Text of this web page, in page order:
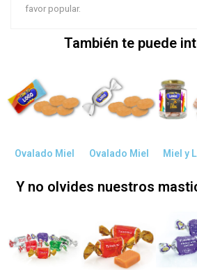
favor popular.
También te puede
Vista rápida
Ovalado Miel Vista rápida
Ovalado Miel Vista
Y no olvides nuestros